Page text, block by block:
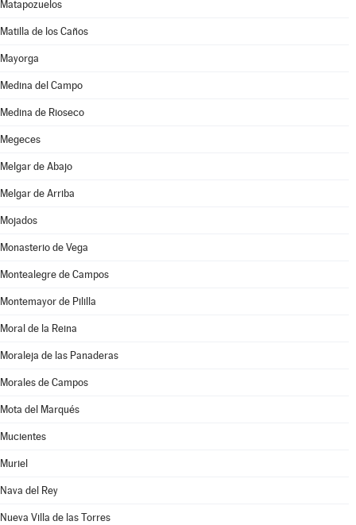
Matapozuelos
Matilla de los Caños
Mayorga
Medina del Campo
Medina de Rioseco
Megeces
Melgar de Abajo
Melgar de Arriba
Mojados
Monasterio de Vega
Montealegre de Campos
Montemayor de Pililla
Moral de la Reina
Moraleja de las Panaderas
Morales de Campos
Mota del Marqués
Mucientes
Muriel
Nava del Rey
Nueva Villa de las Torres